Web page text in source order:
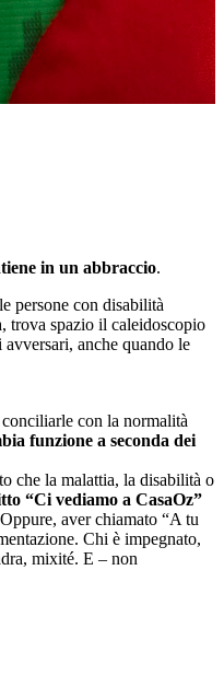
in un abbraccio.
persone con disabilità
trova spazio il caleidoscopio
anche quando le
con la normalità
funzione a seconda dei
che la malattia, la disabilità o
“Ci vediamo a CasaOz”
Oppure, aver chiamato “A tu
Chi è impegnato,
mixité. E – non